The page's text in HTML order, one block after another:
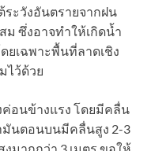
ะวังอันตรายจากฝน
ซึ่งอาจทำให้เกิดน้ำ
เฉพาะพื้นที่ลาดเชิง
ไว้ด้วย
อนข้างแรง โดยมีคลื่น
มันตอนบนมีคลื่นสูง 2-3